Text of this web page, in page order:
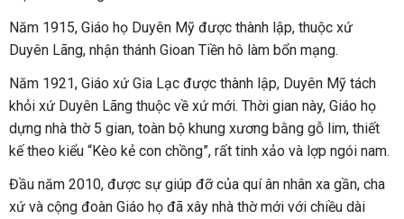
Năm 1915, Giáo họ Duyên Mỹ được thành lập, thuộc xứ
Duyên Lãng, nhận thánh Gioan Tiền hô làm bổn mạng.
Năm 1921, Giáo xứ Gia Lạc được thành lập, Duyên Mỹ tách
khỏi xứ Duyên Lãng thuộc về xứ mới. Thời gian này, Giáo họ
dựng nhà thờ 5 gian, toàn bộ khung xương bằng gỗ lim, thiết
kế theo kiểu “Kèo kẻ con chồng”, rất tinh xảo và lợp ngói nam.
Đầu năm 2010, được sự giúp đỡ của quí ân nhân xa gần, cha
xứ và cộng đoàn Giáo họ đã xây nhà thờ mới với chiều dài